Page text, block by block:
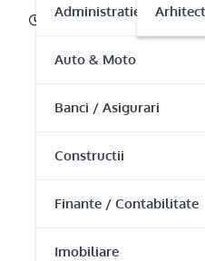
Administratie Publica
Auto & Moto
Banci / Asigurari
Constructii
Finante / Contabilitate
Imobiliare
30/04/2015